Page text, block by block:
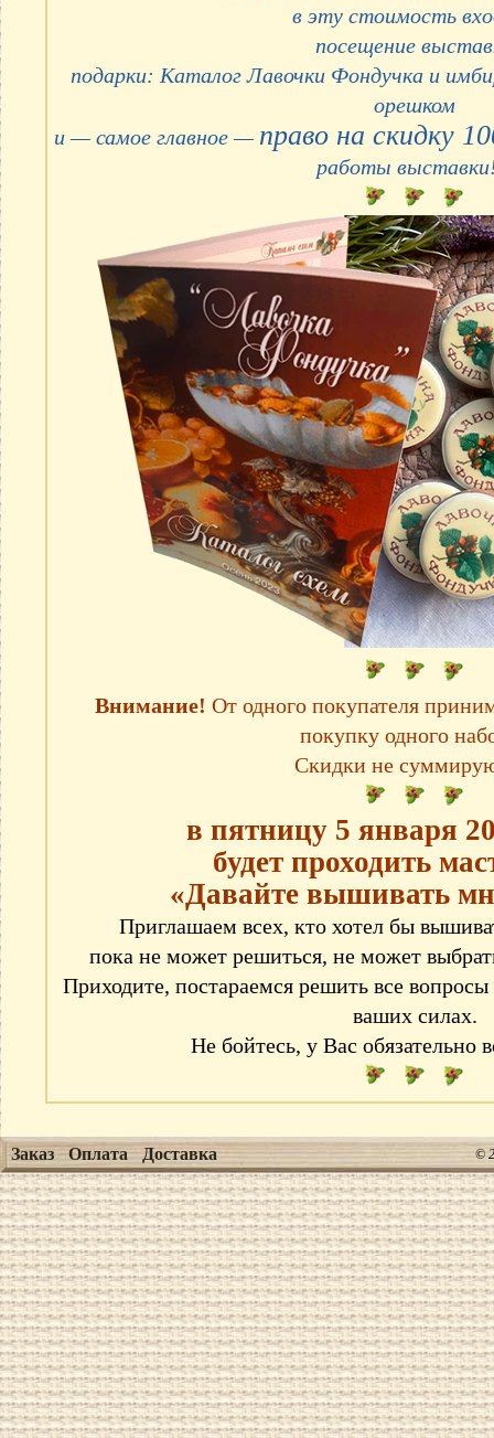
в эту стоимость
посещение
подарки: Каталог Лавочки Фондучка и
орешком
и — самое главное — право на скидку
работы
Внимание! От одного покупателя
покупку одного
Скидки не
в пятницу 5 января
будет проходить
«Давайте вышивать
Приглашаем всех, кто хотел бы
пока не может решиться, не может
Приходите, постараемся решить все
ваших силах.
Не бойтесь, у Вас обязательно
Заказ Оплата Доставка ©